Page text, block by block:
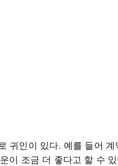
귀인이 있다. 예를 들어 계
이 조금 더 좋다고 할 수